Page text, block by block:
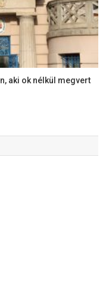
aki ok nélkül megvert